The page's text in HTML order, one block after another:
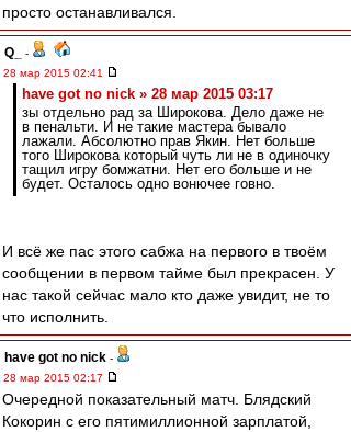
просто останавливался.
Q_
-
28 мар 2015 02:41
have got no nick » 28 мар 2015 03:17
зы отдельно рад за Широкова. Дело даже не
в пенальти. И не такие мастера бывало
лажали. Абсолютно прав Якин. Нет больше
того Широкова который чуть ли не в одиночку
тащил игру бомжатни. Нет его больше и не
будет. Осталось одно вонючее говно.
И всё же пас этого сабжа на первого в твоём
сообщении в первом тайме был прекрасен. У
нас такой сейчас мало кто даже увидит, не то
что исполнить.
have got no nick -
28 мар 2015 02:17
Очередной показательный матч. Блядский
Кокорин с его пятимиллионной зарплатой,